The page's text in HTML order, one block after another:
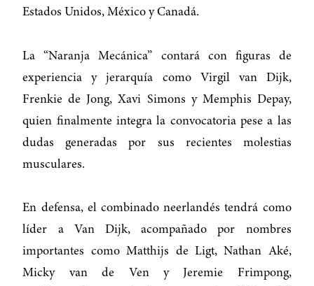
Estados Unidos, México y Canadá.
La “Naranja Mecánica” contará con figuras de
experiencia y jerarquía como Virgil van Dijk,
Frenkie de Jong, Xavi Simons y Memphis Depay,
quien finalmente integra la convocatoria pese a las
dudas generadas por sus recientes molestias
musculares.
En defensa, el combinado neerlandés tendrá como
líder a Van Dijk, acompañado por nombres
importantes como Matthijs de Ligt, Nathan Aké,
Micky van de Ven y Jeremie Frimpong,